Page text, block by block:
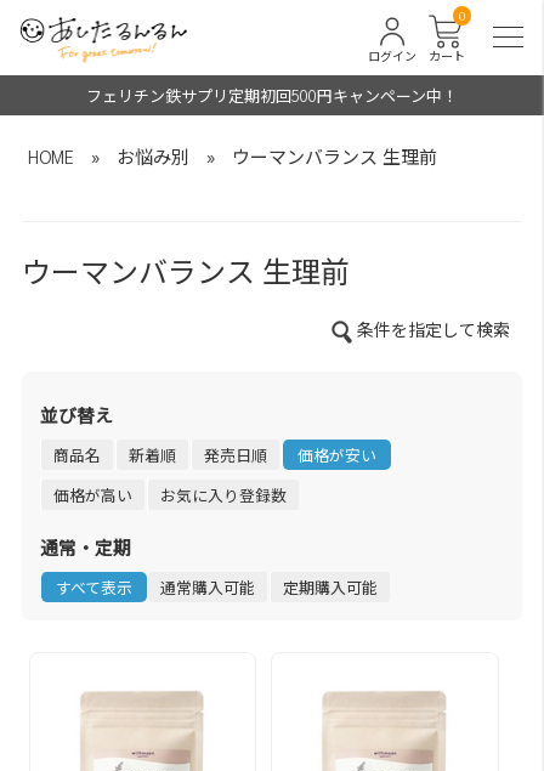
カート
0
ログイン
フェリチン鉄サプリ定期初回500円キャンペーン中！
HOME » お悩み別 » ウーマンバランス 生理前
ウーマンバランス 生理前
条件を指定して検索
並び替え
商品名 新着順 発売日順
価格が安い
価格が高い
お気に入り登録数
通常・定期
すべて表示 通常購入可能 定期購入可能